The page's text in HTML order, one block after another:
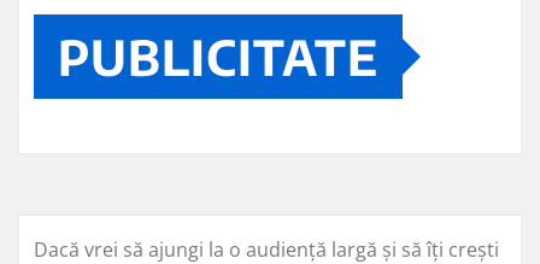
PUBLICITATE
Dacă vrei să ajungi la o audiență largă și să îți crești